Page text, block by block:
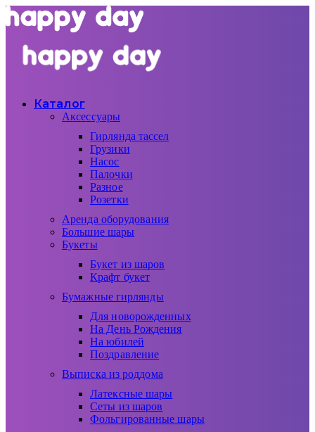
Каталог
Аксессуары
Гирлянда тассел
Грузики
Насос
Палочки
Разное
Розетки
Аренда оборудования
Большие шары
Букеты
Букет из шаров
Крафт букет
Бумажные гирлянды
Для новорожденных
На День Рождения
На юбилей
Поздравление
Выписка из роддома
Латексные шары
Сеты из шаров
Фольгированные шары